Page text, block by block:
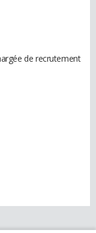
de recrutement